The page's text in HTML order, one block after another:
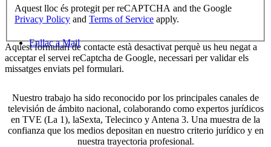
Enllaç a Mail
Aquest lloc és protegit per reCAPTCHA and the Google
Privacy Policy and Terms of Service apply.
Aquest formulari de contacte està desactivat perquè us heu negat a
acceptar el servei reCaptcha de Google, necessari per validar els
missatges enviats pel formulari.
Nuestro trabajo ha sido reconocido por los principales canales de
televisión de ámbito nacional, colaborando como expertos jurídicos
en TVE (La 1), laSexta, Telecinco y Antena 3. Una muestra de la
confianza que los medios depositan en nuestro criterio jurídico y en
nuestra trayectoria profesional.